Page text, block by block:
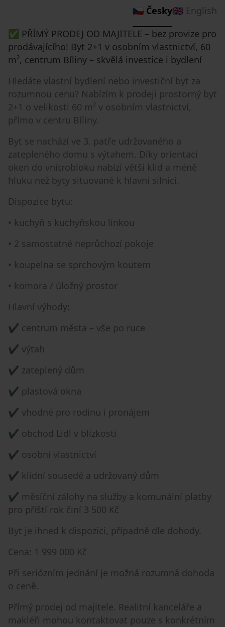
🇨🇿 Česky🇬🇧 English
✅ PŘÍMÝ PRODEJ OD MAJITELE – bez provize pro
prodávajícího! Byt 2+1 v osobním vlastnictví, 60
m², centrum Bíliny – skvělá investice i bydlení
Hledáte vlastní bydlení nebo investiční byt za
rozumnou cenu? Nabízím k prodeji prostorný byt
2+1 o velikosti 60 m² v osobním vlastnictví,
přímo v centru Bíliny.
Byt se nachází ve 3. patře udržovaného a
zatepleného domu s výtahem. Díky orientaci
oken do vnitrobloku nabízí větší klid a méně
hluku než byty situované k hlavní silnici.
Dispozice bytu:
• kuchyň s kuchyňskou linkou
• 2 samostatné neprůchozí pokoje
• koupelna se sprchovým koutem
• komora / úložný prostor
Hlavní výhody:
✔️ centrum města – vše po ruce
✔️ výtah
✔️ zateplený dům
✔️ plastová okna
✔️ vhodné pro rodinu i pronájem
✔️ obchod Lidl v blízkosti
✔️ osobní vlastnictví
✔️ klidní sousedé a udržovaný dům
✔️ měsíční zálohy na služby a komunální platby
pro příští rok činí 3 500 Kč
Byt je ihned k dispozici, případně dle dohody.
Cena: 1 999 000 Kč
Při seriózním jednání je možná rozumná dohoda
o ceně.
Přímý prodej od majitele. Realitní kanceláře a
makléři mohou kontaktovat pouze s konkrétním